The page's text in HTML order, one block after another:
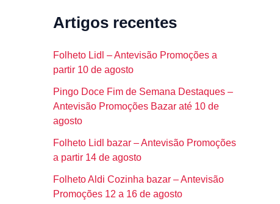
Artigos recentes
Folheto Lidl – Antevisão Promoções a
partir 10 de agosto
Pingo Doce Fim de Semana Destaques –
Antevisão Promoções Bazar até 10 de
agosto
Folheto Lidl bazar – Antevisão Promoções
a partir 14 de agosto
Folheto Aldi Cozinha bazar – Antevisão
Promoções 12 a 16 de agosto